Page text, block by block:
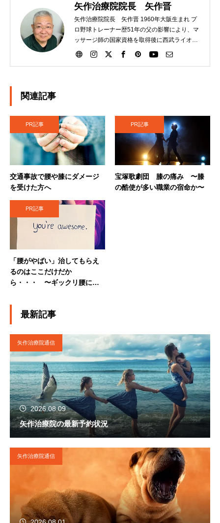
矢作治療院院長 矢作晋
矢作治療院院長 矢作晋 1960年大阪生まれ プ
ロ野球トレーナー歴51年の父の影響により、マ
ッサージ師の国家資格を取得後に西武ライオン
ズにトレーナーとして入団。その後、大洋ホエ
関連記事
PR記事
交通事故で腰や膝にダメージ
を受けた方へ
PR記事
宝塚歌劇団 膝の痛み 〜膝
の酷使が多い職業の宿命か〜
PR記事
「腰がやばい」治してもらえ
るのはここだけだか
ら・・・ 〜ギックリ腰にな
最新記事
矢作治療院通信
2026.08.09
矢作治療院の最新予約状況
矢作治療院通信